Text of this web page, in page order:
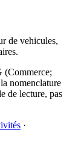
de vehicules,
(Commerce;
nomenclature
de lecture, pas
·